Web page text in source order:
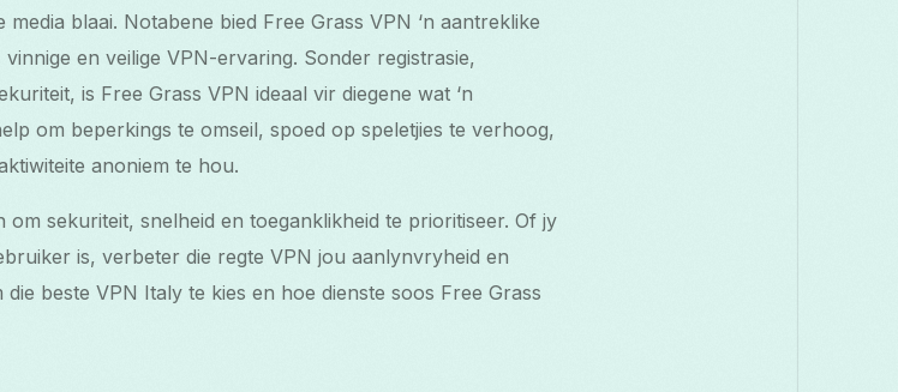
blaai. Notabene bied Free Grass VPN ‘n aantreklike
en veilige VPN-ervaring. Sonder registrasie,
is Free Grass VPN ideaal vir diegene wat ‘n
om beperkings te omseil, spoed op speletjies te verhoog,
anoniem te hou.
om sekuriteit, snelheid en toeganklikheid te prioritiseer. Of jy
is, verbeter die regte VPN jou aanlynvryheid en
beste VPN Italy te kies en hoe dienste soos Free Grass